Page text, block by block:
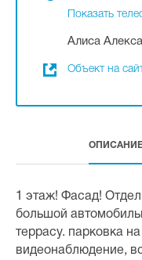
Показать
Алиса
Объект на
1 этаж! Фасад!
большой
террасу. парковка
видеонаблюдение,